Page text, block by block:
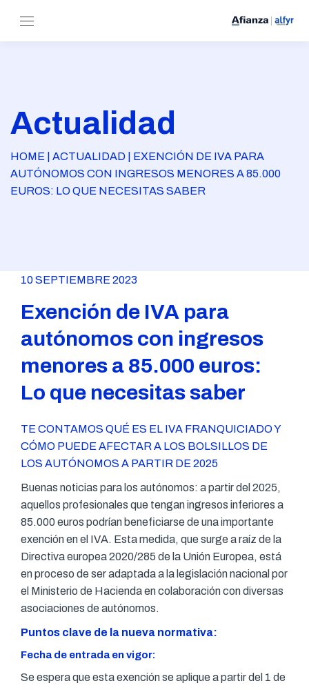
Actualidad
HOME | ACTUALIDAD | EXENCIÓN DE IVA PARA
AUTÓNOMOS CON INGRESOS MENORES A 85.000
EUROS: LO QUE NECESITAS SABER
10 SEPTIEMBRE 2023
Exención de IVA para
autónomos con ingresos
menores a 85.000 euros:
Lo que necesitas saber
TE CONTAMOS QUÉ ES EL IVA FRANQUICIADO Y
CÓMO PUEDE AFECTAR A LOS BOLSILLOS DE
LOS AUTÓNOMOS A PARTIR DE 2025
Buenas noticias para los autónomos: a partir del 2025,
aquellos profesionales que tengan ingresos inferiores a
85.000 euros podrían beneficiarse de una importante
exención en el IVA. Esta medida, que surge a raíz de la
Directiva europea 2020/285 de la Unión Europea, está
en proceso de ser adaptada a la legislación nacional por
el Ministerio de Hacienda en colaboración con diversas
asociaciones de autónomos.
Puntos clave de la nueva normativa:
Fecha de entrada en vigor:
Se espera que esta exención se aplique a partir del 1 de